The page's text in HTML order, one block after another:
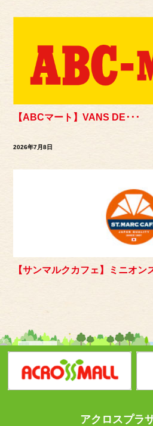
【ABCマート】VANS DE･･･
2026年7月8日
【サンマルクカフェ】ミニオン
アクロスプラ